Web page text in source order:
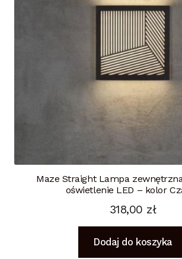
Maze Straight Lampa
oświetlenie LED – kolor
318,00 zł
Dodaj do koszyka